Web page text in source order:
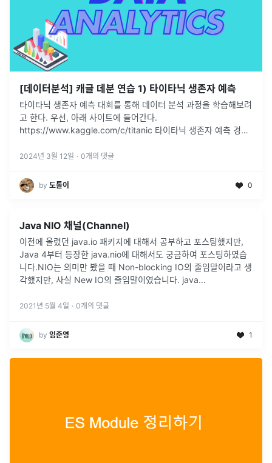
[데이터분석] 캐글 데분 연습 1) 타이타닉 생존자 예측
타이타닉 생존자 예측 대회를 통해 데이터 분석 과정을 학습해보려
고 한다. 우선, 아래 사이트에 들어간다.
https://www.kaggle.com/c/titanic 타이타닉 생존자 예측 경진
캐글의...
2024년 3월 12일 · 0개의 댓글
by 도톨이 0
Java NIO 채널(Channel)
이전에 올렸던 java.io 패키지에 대해서 공부하고 포스팅했지만,
Java 4부터 등장한 java.nio에 대해서도 궁금하여 포스팅하였습
니다.NIO는 의미만 봤을 때 Non-blocking IO의 줄임말이라고 생
각했지만, 사실 New IO의 줄임말이였습니다. java...
2021년 5월 4일 · 0개의 댓글
by 임준영 1